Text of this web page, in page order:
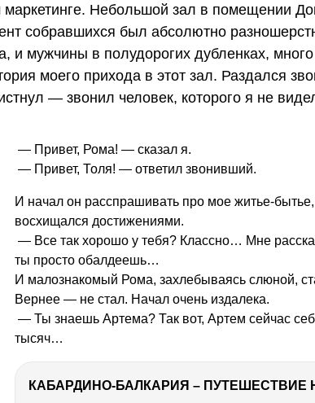
маркетинге. Небольшой зал в помещении
собравшихся был абсолютно
и мужчины в полудорогих дубленках,
моего прихода в этот зал. Раздался
— звонил человек, которого я не
— Привет, Рома! — сказал я.
— Привет, Толя! — ответил звонивший.
И начал он расспрашивать про мое житье-
восхищался достижениями.
— Все так хорошо у тебя? Классно… Мне
ты просто обалдеешь…
И малознакомый Рома, захлебываясь слюной,
Вернее — не стал. Начал очень издалека.
— Ты знаешь Артема? Так вот, Артем сейчас
тысяч…
КАБАРДИНО-БАЛКАРИЯ – ПУТЕШЕСТВИЕ